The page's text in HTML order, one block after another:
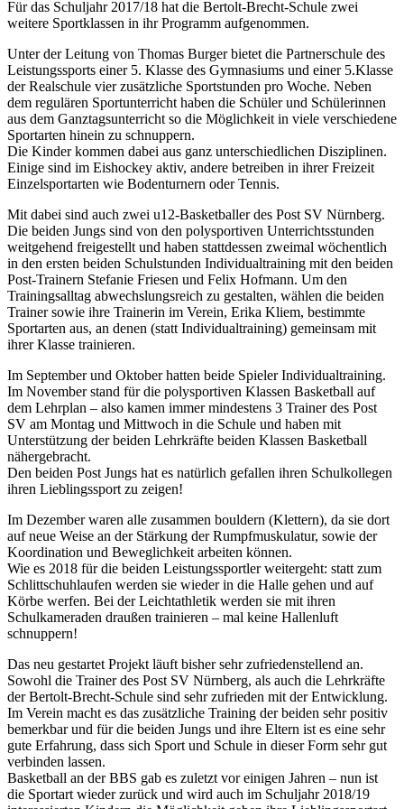
Für das Schuljahr 2017/18 hat die Bertolt-Brecht-Schule zwei
weitere Sportklassen in ihr Programm aufgenommen.
Unter der Leitung von Thomas Burger bietet die Partnerschule des
Leistungssports einer 5. Klasse des Gymnasiums und einer 5.Klasse
der Realschule vier zusätzliche Sportstunden pro Woche. Neben
dem regulären Sportunterricht haben die Schüler und Schülerinnen
aus dem Ganztagsunterricht so die Möglichkeit in viele verschiedene
Sportarten hinein zu schnuppern.
Die Kinder kommen dabei aus ganz unterschiedlichen Disziplinen.
Einige sind im Eishockey aktiv, andere betreiben in ihrer Freizeit
Einzelsportarten wie Bodenturnern oder Tennis.
Mit dabei sind auch zwei u12-Basketballer des Post SV Nürnberg.
Die beiden Jungs sind von den polysportiven Unterrichtsstunden
weitgehend freigestellt und haben stattdessen zweimal wöchentlich
in den ersten beiden Schulstunden Individualtraining mit den beiden
Post-Trainern Stefanie Friesen und Felix Hofmann. Um den
Trainingsalltag abwechslungsreich zu gestalten, wählen die beiden
Trainer sowie ihre Trainerin im Verein, Erika Kliem, bestimmte
Sportarten aus, an denen (statt Individualtraining) gemeinsam mit
ihrer Klasse trainieren.
Im September und Oktober hatten beide Spieler Individualtraining.
Im November stand für die polysportiven Klassen Basketball auf
dem Lehrplan – also kamen immer mindestens 3 Trainer des Post
SV am Montag und Mittwoch in die Schule und haben mit
Unterstützung der beiden Lehrkräfte beiden Klassen Basketball
nähergebracht.
Den beiden Post Jungs hat es natürlich gefallen ihren Schulkollegen
ihren Lieblingssport zu zeigen!
Im Dezember waren alle zusammen bouldern (Klettern), da sie dort
auf neue Weise an der Stärkung der Rumpfmuskulatur, sowie der
Koordination und Beweglichkeit arbeiten können.
Wie es 2018 für die beiden Leistungssportler weitergeht: statt zum
Schlittschuhlaufen werden sie wieder in die Halle gehen und auf
Körbe werfen. Bei der Leichtathletik werden sie mit ihren
Schulkameraden draußen trainieren – mal keine Hallenluft
schnuppern!
Das neu gestartet Projekt läuft bisher sehr zufriedenstellend an.
Sowohl die Trainer des Post SV Nürnberg, als auch die Lehrkräfte
der Bertolt-Brecht-Schule sind sehr zufrieden mit der Entwicklung.
Im Verein macht es das zusätzliche Training der beiden sehr positiv
bemerkbar und für die beiden Jungs und ihre Eltern ist es eine sehr
gute Erfahrung, dass sich Sport und Schule in dieser Form sehr gut
verbinden lassen.
Basketball an der BBS gab es zuletzt vor einigen Jahren – nun ist
die Sportart wieder zurück und wird auch im Schuljahr 2018/19